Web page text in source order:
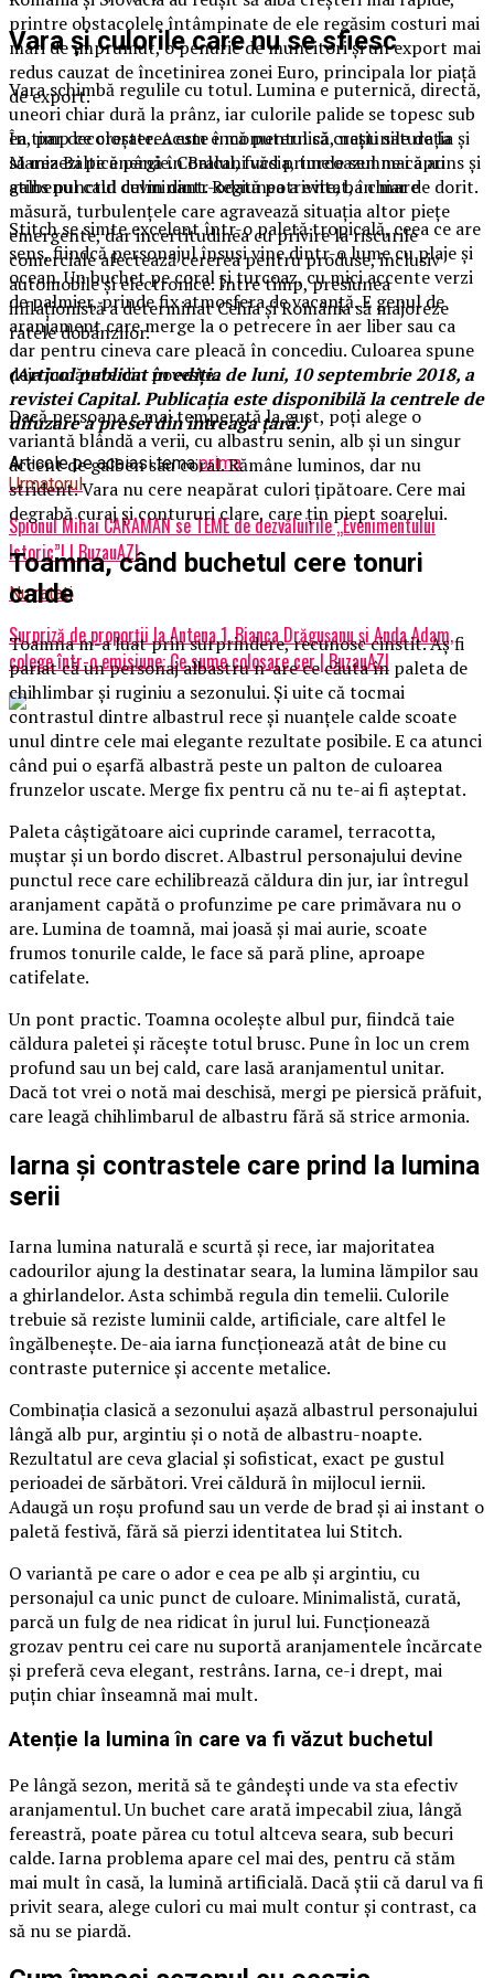
printre obstacolele întâmpinate de ele regăsim costuri mai
mari de împrumut, o penurie de muncitori şi un export mai
redus cauzat de încetinirea zonei Euro, principala lor piaţă
de export.
În timp ce creşterea este încă puternică, naţiunile de la
Marea Baltică până în Balcani văd primele semne că au
atins punctul culminant. Regiunea a evitat, în mare
măsură, turbulenţele care agravează situaţia altor pieţe
emergente, dar incertitudinea cu privire la riscurile
comerciale afectează cererea pentru produse, inclusiv
automobile şi electronice. Între timp, presiunea
inflaţionistă a determinat Cehia şi România să majoreze
ratele dobânzilor.
(Articol publicat în ediţia de luni, 10 septembrie 2018, a
revistei Capital. Publicaţia este disponibilă la centrele de
difuzare a presei din întreaga ţară.)
Articole pe aceiasi tema:prima
Urmatorul
Spionul Mihai CARAMAN se TEME de dezvăluirile „Evenimentului
Istoric”! | BuzauAZI
Nu ratati
Surpriză de proporții la Antena 1. Bianca Drăgușanu și Anda Adam,
colege într-o emisiune: Ce sume colosare cer | BuzauAZI
Vara și culorile care nu se sfiesc
Vara schimbă regulile cu totul. Lumina e puternică, directă,
uneori chiar dură la prânz, iar culorile palide se topesc sub
ea, par decolorate. Acum e momentul să crești saturația și
să mizezi pe energie. Coralul, fucsia, turcoazul mai aprins și
galbenul cald devin dintr-odată potrivite, ba chiar de dorit.
Stitch se simte excelent într-o paletă tropicală, ceea ce are
sens, fiindcă personajul însuși vine dintr-o lume cu plaje și
ocean. Un buchet pe coral și turcoaz, cu mici accente verzi
de palmier, prinde fix atmosfera de vacanță. E genul de
aranjament care merge la o petrecere în aer liber sau ca
dar pentru cineva care pleacă în concediu. Culoarea spune
deja jumătate din poveste.
Dacă persoana e mai temperată la gust, poți alege o
variantă blândă a verii, cu albastru senin, alb și un singur
accent de galben sau coral. Rămâne luminos, dar nu
strident. Vara nu cere neapărat culori țipătoare. Cere mai
degrabă curaj și contururi clare, care țin piept soarelui.
Toamna, când buchetul cere tonuri
calde
Toamna m-a luat prin surprindere, recunosc cinstit. Aș fi
pariat că un personaj albastru n-are ce căuta în paleta de
chihlimbar și ruginiu a sezonului. Și uite că tocmai
contrastul dintre albastrul rece și nuanțele calde scoate
unul dintre cele mai elegante rezultate posibile. E ca atunci
când pui o eșarfă albastră peste un palton de culoarea
frunzelor uscate. Merge fix pentru că nu te-ai fi așteptat.
Paleta câștigătoare aici cuprinde caramel, terracotta,
muștar și un bordo discret. Albastrul personajului devine
punctul rece care echilibrează căldura din jur, iar întregul
aranjament capătă o profunzime pe care primăvara nu o
are. Lumina de toamnă, mai joasă și mai aurie, scoate
frumos tonurile calde, le face să pară pline, aproape
catifelate.
Un pont practic. Toamna ocolește albul pur, fiindcă taie
căldura paletei și răcește totul brusc. Pune în loc un crem
profund sau un bej cald, care lasă aranjamentul unitar.
Dacă tot vrei o notă mai deschisă, mergi pe piersică prăfuit,
care leagă chihlimbarul de albastru fără să strice armonia.
Iarna și contrastele care prind la lumina
serii
Iarna lumina naturală e scurtă și rece, iar majoritatea
cadourilor ajung la destinatar seara, la lumina lămpilor sau
a ghirlandelor. Asta schimbă regula din temelii. Culorile
trebuie să reziste luminii calde, artificiale, care altfel le
îngălbenește. De-aia iarna funcționează atât de bine cu
contraste puternice și accente metalice.
Combinația clasică a sezonului așază albastrul personajului
lângă alb pur, argintiu și o notă de albastru-noapte.
Rezultatul are ceva glacial și sofisticat, exact pe gustul
perioadei de sărbători. Vrei căldură în mijlocul iernii.
Adaugă un roșu profund sau un verde de brad și ai instant o
paletă festivă, fără să pierzi identitatea lui Stitch.
O variantă pe care o ador e cea pe alb și argintiu, cu
personajul ca unic punct de culoare. Minimalistă, curată,
parcă un fulg de nea ridicat în jurul lui. Funcționează
grozav pentru cei care nu suportă aranjamentele încărcate
și preferă ceva elegant, restrâns. Iarna, ce-i drept, mai
puțin chiar înseamnă mai mult.
Atenție la lumina în care va fi văzut buchetul
Pe lângă sezon, merită să te gândești unde va sta efectiv
aranjamentul. Un buchet care arată impecabil ziua, lângă
fereastră, poate părea cu totul altceva seara, sub becuri
calde. Iarna problema apare cel mai des, pentru că stăm
mai mult în casă, la lumină artificială. Dacă știi că darul va fi
privit seara, alege culori cu mai mult contur și contrast, ca
să nu se piardă.